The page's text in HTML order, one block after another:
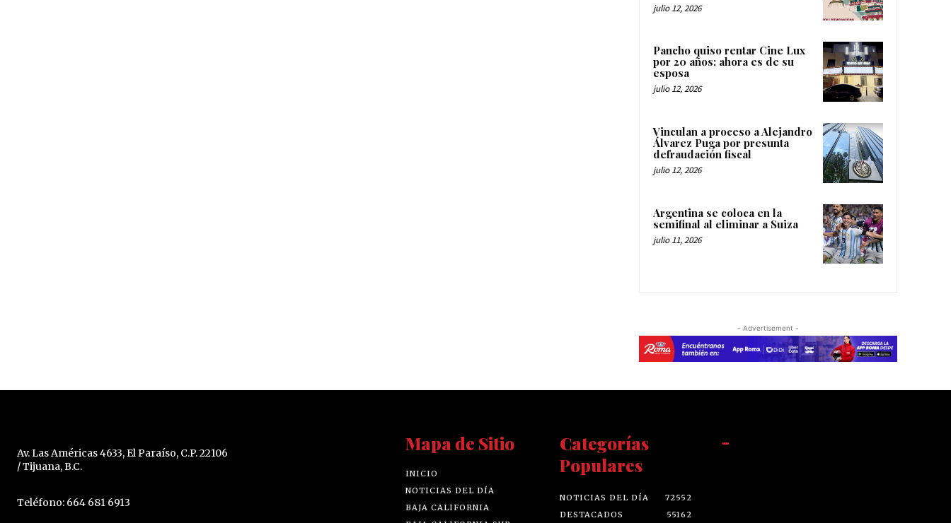
julio 12, 2026
Pancho quiso rentar Cine Lux
por 20 años; ahora es de su
esposa
julio 12, 2026
Vinculan a proceso a Alejandro
Álvarez Puga por presunta
defraudación fiscal
julio 12, 2026
Argentina se coloca en la
semifinal al eliminar a Suiza
julio 11, 2026
- Advertisement -
Av. Las Américas 4633, El Paraíso, C.P. 22106
/ Tijuana, B.C.
Teléfono: 664 681 6913
Mapa de Sitio
INICIO
NOTICIAS DEL DÍA
BAJA CALIFORNIA
Categorías
Populares
NOTICIAS DEL DÍA
72552
DESTACADOS
55162
-